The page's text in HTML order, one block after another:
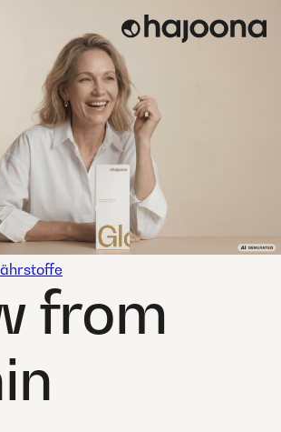
from